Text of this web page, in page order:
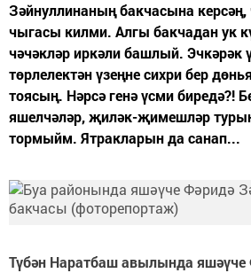
Зәйнуллинаның бакчасына
чыгасы килми. Алгы бакчадан ук
чәчәкләр иркәли башлый. Эчкәрәк
төрлелектән үзеңне сихри бер
тоясың. Нәрсә генә үсми биредә?!
яшелчәләр, җиләк-җимешләр
тормыйм. Ятракларын да санап...
Түбән Наратбаш авылында яшәүче